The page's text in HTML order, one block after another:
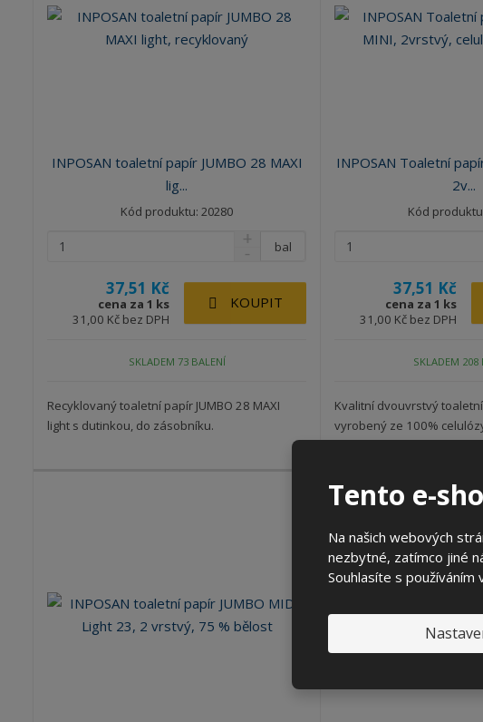
Tento e-
Na našich webových
nezbytné, zatímco jiné
Souhlasíte s používáním
INPOSAN toaletní papír JUMBO 28 MAXI
lig...
Kód produktu: 20280
37,51 Kč
cena za 1 ks
31,00 Kč bez DPH
bal
KOUPIT
SKLADEM 73 BALENÍ
Recyklovaný toaletní papír JUMBO 28 MAXI
light s dutinkou, do zásobníku.
INPOSAN Toaletní
2v...
Kód
37,51 Kč
cena za 1 ks
31,00 Kč bez DPH
SKLADEM 208
Kvalitní dvouvrstvý toaletní
vyrobený ze 100%
provoz...